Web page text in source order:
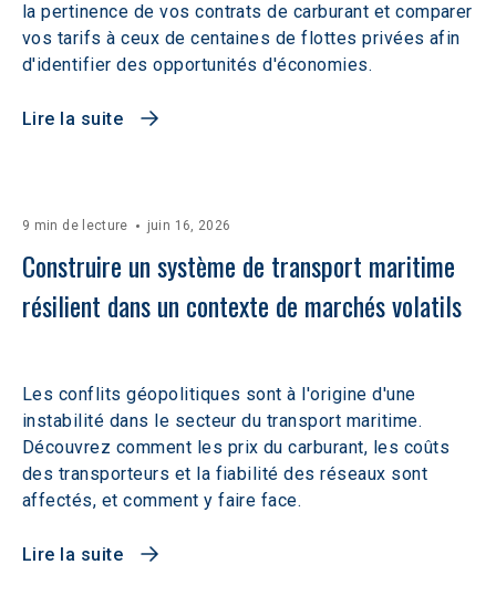
la pertinence de vos contrats de carburant et comparer
vos tarifs à ceux de centaines de flottes privées afin
d'identifier des opportunités d'économies.
Lire la suite
9 min de lecture juin 16, 2026
Construire un système de transport maritime
résilient dans un contexte de marchés volatils
Les conflits géopolitiques sont à l'origine d'une
instabilité dans le secteur du transport maritime.
Découvrez comment les prix du carburant, les coûts
des transporteurs et la fiabilité des réseaux sont
affectés, et comment y faire face.
Lire la suite